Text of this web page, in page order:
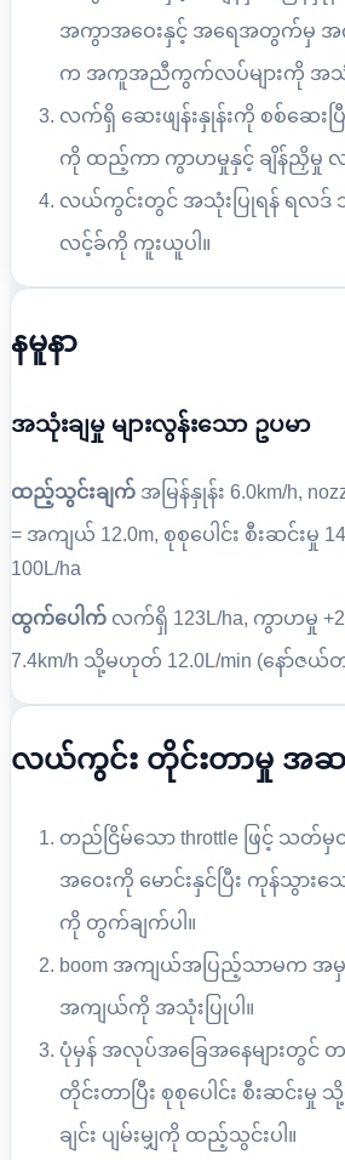
အကွာအဝေးနှင့် အရေအတွက်မှ အ
က အကူအညီကွက်လပ်များကို အသုံး
လက်ရှိ ဆေးဖျန်းနှုန်းကို စစ်ဆေးပ
ကို ထည့်ကာ ကွာဟမှုနှင့် ချိန်ညှိမှု လ
လယ်ကွင်းတွင် အသုံးပြုရန် ရလဒ်
လင့်ခ်ကို ကူးယူပါ။
နမူနာ
အသုံးချမှု များလွန်းသော ဥပမာ
ထည့်သွင်းချက် အမြန်နှုန်း 6.0km/h,
= အကျယ် 12.0m, စုစုပေါင်း စီးဆင်းမှု
100L/ha
ထွက်ပေါက် လက်ရှိ 123L/ha, ကွာဟမှု
7.4km/h သို့မဟုတ် 12.0L/min (နော်ဇယ်တ
လယ်ကွင်း တိုင်းတာမှု အဆင့်
တည်ငြိမ်သော throttle ဖြင့် သတ်
အဝေးကို မောင်းနှင်ပြီး ကုန်သွားသ
ကို တွက်ချက်ပါ။
boom အကျယ်အပြည့်သာမက အ
အကျယ်ကို အသုံးပြုပါ။
ပုံမှန် အလုပ်အခြေအနေများတွင်
တိုင်းတာပြီး စုစုပေါင်း စီးဆင်း
ချင်း ပျမ်းမျှကို ထည့်သွင်းပါ။